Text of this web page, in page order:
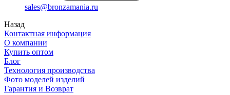
sales@bronzamania.ru
Назад
Контактная информация
О компании
Купить оптом
Блог
Технология производства
Фото моделей изделий
Гарантия и Возврат